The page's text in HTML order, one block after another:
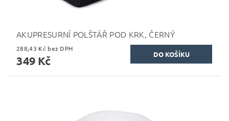
AKUPRESURNÍ POLŠTÁŘ POD KRK, ČERNÝ
288,43 Kč bez DPH
349 Kč